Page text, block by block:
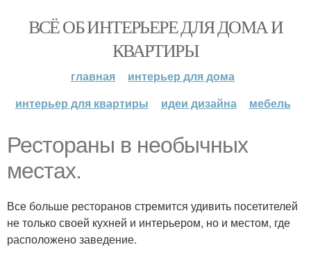
ВСЁ ОБ ИНТЕРЬЕРЕ ДЛЯ ДОМА И
КВАРТИРЫ
главная
интерьер для дома
интерьер для квартиры
идеи дизайна мебель
Рестораны в необычных
местах.
Все больше ресторанов стремится удивить посетителей
не только своей кухней и интерьером, но и местом, где
расположено заведение.